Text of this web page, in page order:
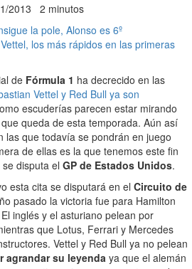
2013 2 minutos
la pole, Alonso es 6º
los más rápidos en las primeras
de Fórmula 1 ha decrecido en las
Vettel y Red Bull ya son
escuderías parecen estar mirando
queda de esta temporada. Aún así
las que todavía se pondrán en juego
de ellas es la que tenemos este fin
disputa el GP de Estados Unidos.
esta cita se disputará en el Circuito de
pasado la victoria fue para Hamilton
inglés y el asturiano pelean por
que Lotus, Ferrari y Mercedes
Vettel y Red Bull ya no pelean
agrandar su leyenda ya que el alemán